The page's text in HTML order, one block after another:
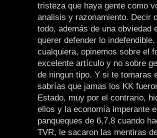
tristeza que haya gente como
analisis y razonamiento. Decir
todo, además de una obviedad
querer defender lo
cualquiera, opinemos sobre el
excelente artículo y no sobre
de ningun tipo. Y si te tomaras
sabrías que jamas los KK
Estado, muy por el contrario,
ellos y la economía imperante
panqueques de 6,7,8 cuando
TVR, le sacaron las mentiras